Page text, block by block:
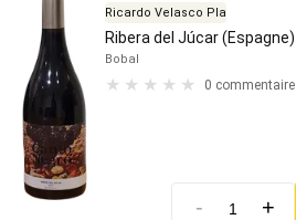
Ricardo Velasco Pla
Ribera del Júcar (Espagne)
Bobal
0 commentaire
- +